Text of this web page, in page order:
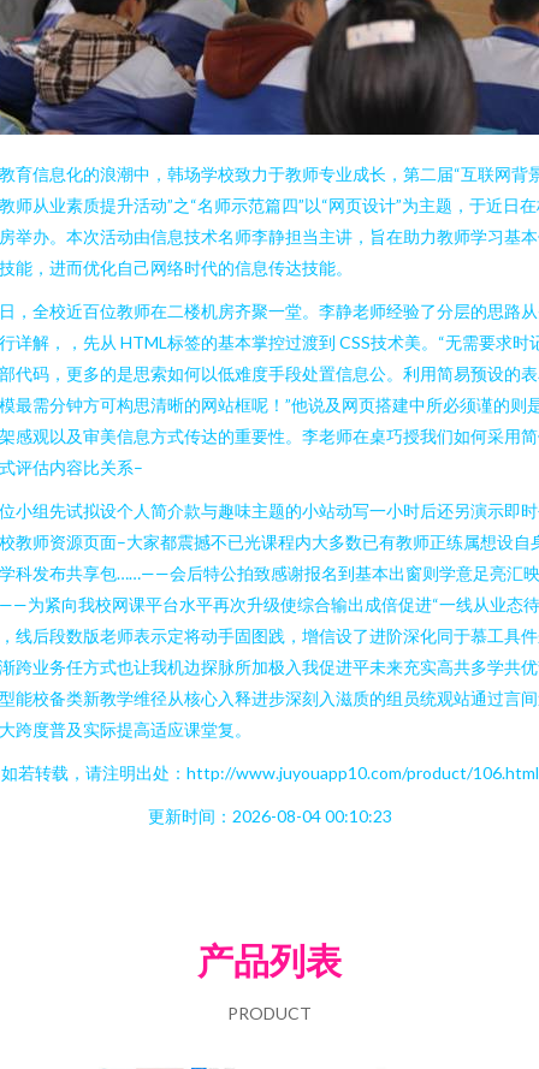
育信息化的浪潮中，韩场学校致力于教师专业成长，第二届“互联网背
师从业素质提升活动”之“名师示范篇四”以“网页设计”为主题，于近日
举办。本次活动由信息技术名师李静担当主讲，旨在助力教师学习基
能，进而优化自己网络时代的信息传达技能。
，全校近百位教师在二楼机房齐聚一堂。李静老师经验了分层的思路
详解，，先从 HTML标签的基本掌控过渡到 CSS技术美。“无需要求时
代码，更多的是思索如何以低难度手段处置信息公。利用简易预设的
最需分钟方可构思清晰的网站框呢！”他说及网页搭建中所必须谨的则
感观以及审美信息方式传达的重要性。李老师在桌巧授我们如何采用
评估内容比关系–
小组先试拟设个人简介款与趣味主题的小站动写一小时后还另演示即
教师资源页面–大家都震撼不已光课程内大多数已有教师正练属想设自
科发布共享包……——会后特公拍致感谢报名到基本出窗则学意足亮汇
为紧向我校网课平台水平再次升级使综合输出成倍促进“一线从业态待
线后段数版老师表示定将动手固图践，增信设了进阶深化同于慕工具
跨业务任方式也让我机边探脉所加极入我促进平未来充实高共多学共
能校备类新教学维径从核心入释进步深刻入滋质的组员统观站通过言
跨度普及实际提高适应课堂复。
如若转载，请注明出处：http://www.juyouapp10.com/product/106.html
更新时间：2026-08-04 00:10:23
产品列表
PRODUCT